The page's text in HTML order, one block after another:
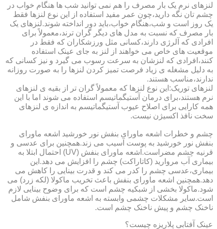
لنزهای نرم یک بار مصرف را هم نمی توانید شب ها هنگام خواب در
چشم تان نگه دارید،چون عمر مفید استفاده از این نوع لنزها فقط
یک روز است و شب،هنگام خواب،باید دور انداخته شوند.لنزهای یک
بار مصرف که نسبت به مدل های دیگر گران ترند،معمولاً برای
افرادی که آلرژی دارند،کسانی مثل ورزشکاران که فقط در
موقعیت های خاص می خواهند از لنز به جای عینک استفاده
کنند،افرادی که لنزشان به سرعت رسوب می گیرد و نیز کسانی که
به دلیل مشغله ی زیاد فرصت تمیز کردن لنزها را به صورت روزانه
ندارند،مناسب هستند.
لنزهای توریک:این نوع لنزها که معمولاً گران تر از بقیه ی لنزهای
نرم هستند،برای درمان آستیگماتیسم استفاده می شوند اما با این
همه کارایی برای اصلاح عیوب آستیگماتیسم به اندازه ی لنزهای
سخت نافذ اکسیژن نیست.
چشم و خطرات اشعه ماورای بنفش نور خورشید اشعه ماورای
بنفش نور خورشید به پوست آسیب می زند.همچنین برای عدسی و
قرنیه چشم مضراست.اشعه ماورای بنفش (UV) احتمال ابتلا به
بیماری آب مروارید (کاتاراکت) چشم را افزایش می دهد.این
بیماری،عدسی چشم را کدر می کند و قدرت بینایی را کاهش می
دهد.همچنین اشعه ماورای بنفش باعث تخریب ماکولا (لکه زرد) می
شود.ماکولا بخشی از شبکیه چشم است که برای وضوح بینایی لازم
است.سایر مشکلات چشمی وابسته به اشعه ماورای بنفش شامل
ناخنک چشم و پیش ناخنک چشم است.
عینک آفتابی پلاریزه چیست؟